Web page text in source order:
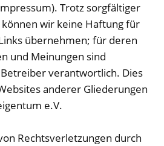
Trotz sorgfältiger
wir keine Haftung für
übernehmen; für deren
und Meinungen sind
verantwortlich. Dies
anderer Gliederungen
e.V.
Rechtsverletzungen durch